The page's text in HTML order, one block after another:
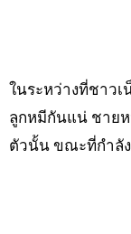
ในระหว่างที่ชาวเ
ลูกหมีกันแน่ ชาย
ตัวนั้น ขณะที่กำลัง